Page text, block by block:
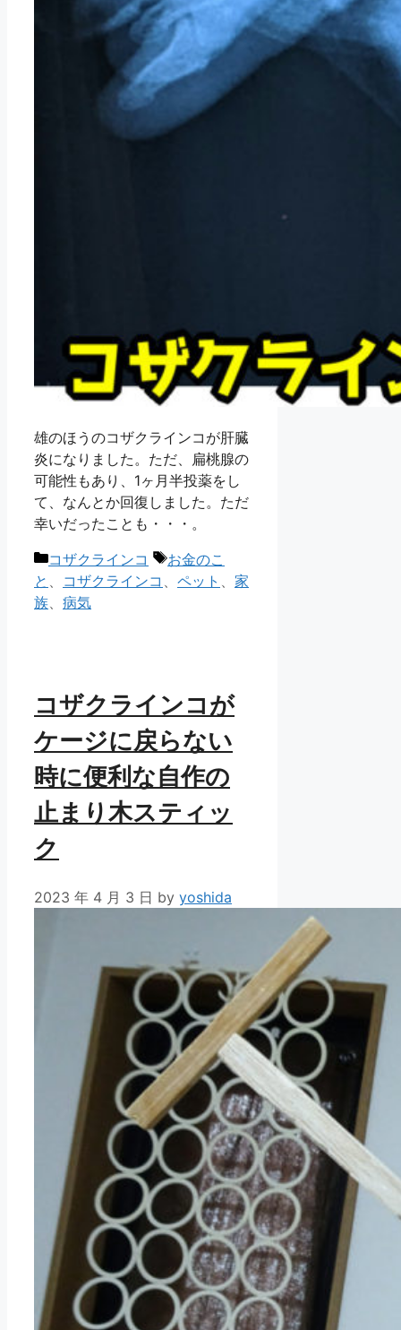
雄のほうのコザクラインコが肝臓
炎になりました。ただ、扁桃腺の
可能性もあり、1ヶ月半投薬をし
て、なんとか回復しました。ただ
幸いだったことも・・・。
カ
ゴ
コザクラインコ
タ
グ
お金のこ
と 、 コザクラインコ 、 ペット 、 家
族、 病気
コザクラインコが
ケージに戻らない
時に便利な自作の
止まり木スティッ
ク
2023 年 4 月 3 日 by yoshida